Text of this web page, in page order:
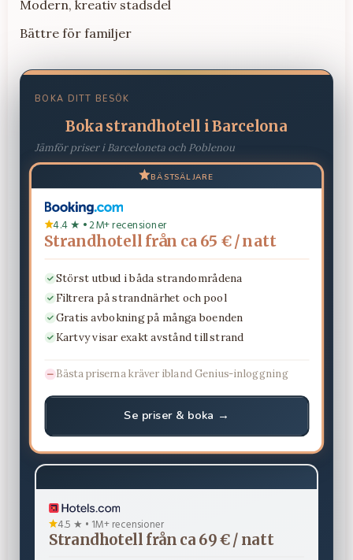
Modern, kreativ stadsdel
Bättre för familjer
BOKA DITT BESÖK
Boka strandhotell i Barcelona
Jämför priser i Barceloneta och Poblenou
BÄSTSÄLJARE
4.4 ★ • 2M+ recensioner
Strandhotell från ca 65 € / natt
Störst utbud i båda strandområdena
Filtrera på strandnärhet och pool
Gratis avbokning på många boenden
Kartvy visar exakt avstånd till strand
Bästa priserna kräver ibland Genius-inloggning
Se priser & boka →
4.5 ★ • 1M+ recensioner
Strandhotell från ca 69 € / natt